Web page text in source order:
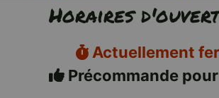
Horaires
Actuellement
Précommande